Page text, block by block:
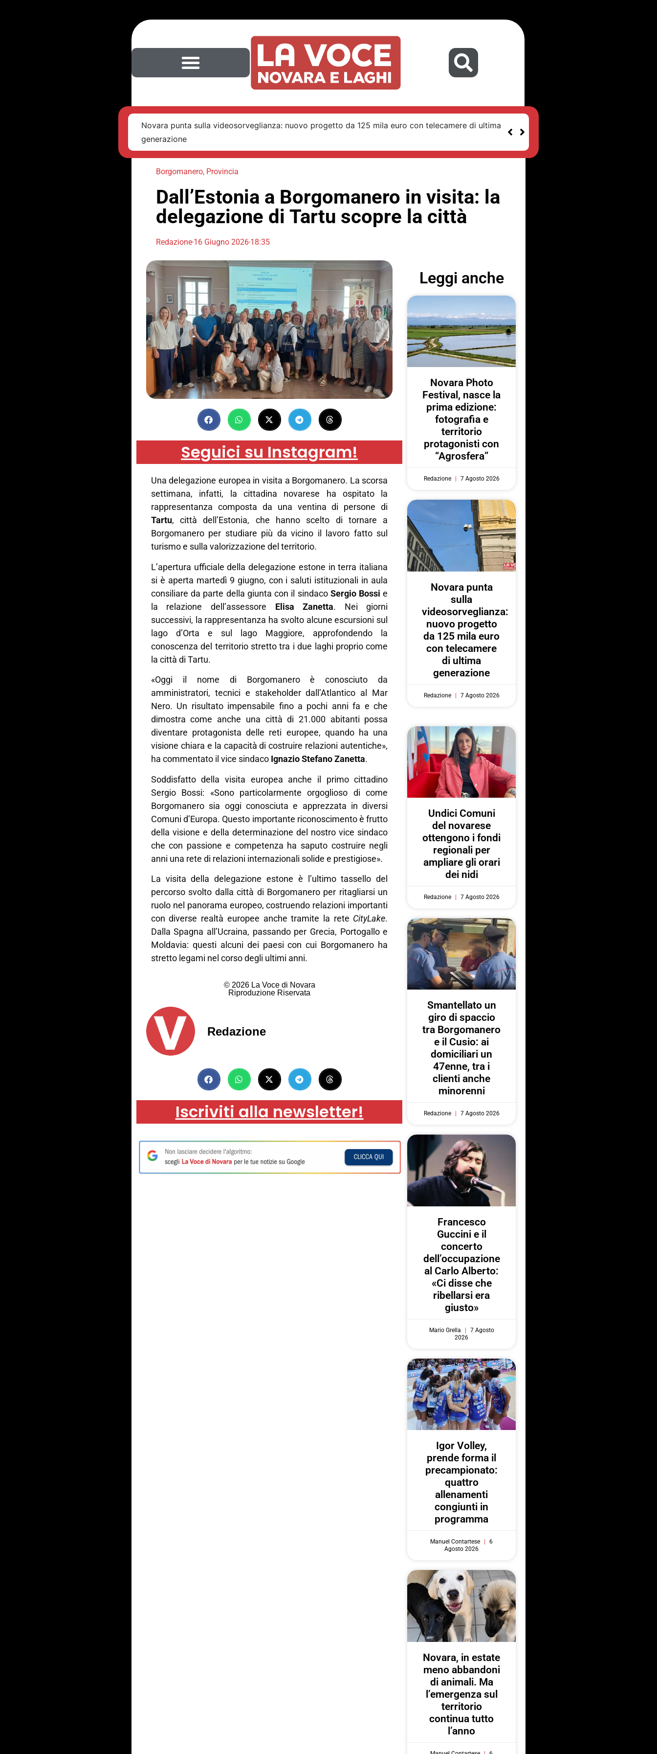
Novara punta sulla videosorveglianza: nuovo progetto da 125 mila euro con telecamere di ultima
generazione
Borgomanero, Provincia
Dall’Estonia a Borgomanero in visita: la
delegazione di Tartu scopre la città
Redazione16 Giugno 202618:35
Seguici su Instagram!
Una delegazione europea in visita a Borgomanero. La scorsa
settimana, infatti, la cittadina novarese ha ospitato la
rappresentanza composta da una ventina di persone di
Tartu, città dell’Estonia, che hanno scelto di tornare a
Borgomanero per studiare più da vicino il lavoro fatto sul
turismo e sulla valorizzazione del territorio.
L’apertura ufficiale della delegazione estone in terra italiana
si è aperta martedì 9 giugno, con i saluti istituzionali in aula
consiliare da parte della giunta con il sindaco Sergio Bossi e
la relazione dell’assessore Elisa Zanetta. Nei giorni
successivi, la rappresentanza ha svolto alcune escursioni sul
lago d’Orta e sul lago Maggiore, approfondendo la
conoscenza del territorio stretto tra i due laghi proprio come
la città di Tartu.
«Oggi il nome di Borgomanero è conosciuto da
amministratori, tecnici e stakeholder dall’Atlantico al Mar
Nero. Un risultato impensabile fino a pochi anni fa e che
dimostra come anche una città di 21.000 abitanti possa
diventare protagonista delle reti europee, quando ha una
visione chiara e la capacità di costruire relazioni autentiche»,
ha commentato il vice sindaco Ignazio Stefano Zanetta.
Soddisfatto della visita europea anche il primo cittadino
Sergio Bossi: «Sono particolarmente orgoglioso di come
Borgomanero sia oggi conosciuta e apprezzata in diversi
Comuni d’Europa. Questo importante riconoscimento è frutto
della visione e della determinazione del nostro vice sindaco
che con passione e competenza ha saputo costruire negli
anni una rete di relazioni internazionali solide e prestigiose».
La visita della delegazione estone è l’ultimo tassello del
percorso svolto dalla città di Borgomanero per ritagliarsi un
ruolo nel panorama europeo, costruendo relazioni importanti
con diverse realtà europee anche tramite la rete CityLake.
Dalla Spagna all’Ucraina, passando per Grecia, Portogallo e
Moldavia: questi alcuni dei paesi con cui Borgomanero ha
stretto legami nel corso degli ultimi anni.
© 2026 La Voce di Novara
Riproduzione Riservata
Redazione
Iscriviti alla newsletter!
Leggi anche
Novara Photo
Festival, nasce la
prima edizione:
fotografia e
territorio
protagonisti con
“Agrosfera”
Redazione 7 Agosto 2026
Novara punta
sulla
videosorveglianza:
nuovo progetto
da 125 mila euro
con telecamere
di ultima
generazione
Redazione 7 Agosto 2026
Undici Comuni
del novarese
ottengono i fondi
regionali per
ampliare gli orari
dei nidi
Redazione 7 Agosto 2026
Smantellato un
giro di spaccio
tra Borgomanero
e il Cusio: ai
domiciliari un
47enne, tra i
clienti anche
minorenni
Redazione 7 Agosto 2026
Francesco
Guccini e il
concerto
dell’occupazione
al Carlo Alberto:
«Ci disse che
ribellarsi era
giusto»
Mario Grella
7 Agosto
2026
Igor Volley,
prende forma il
precampionato:
quattro
allenamenti
congiunti in
programma
Manuel Contartese
6
Agosto 2026
Novara, in estate
meno abbandoni
di animali. Ma
l’emergenza sul
territorio
continua tutto
l’anno